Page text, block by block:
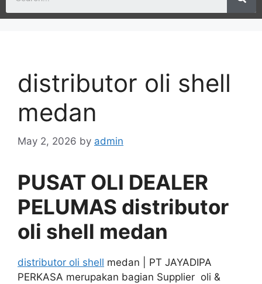
distributor oli shell
medan
May 2, 2026 by admin
PUSAT OLI DEALER
PELUMAS distributor
oli shell medan
distributor oli shell medan | PT JAYADIPA
PERKASA merupakan bagian Supplier oli &